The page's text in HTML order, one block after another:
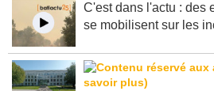
C'est dans l'actu : des
se mobilisent sur les